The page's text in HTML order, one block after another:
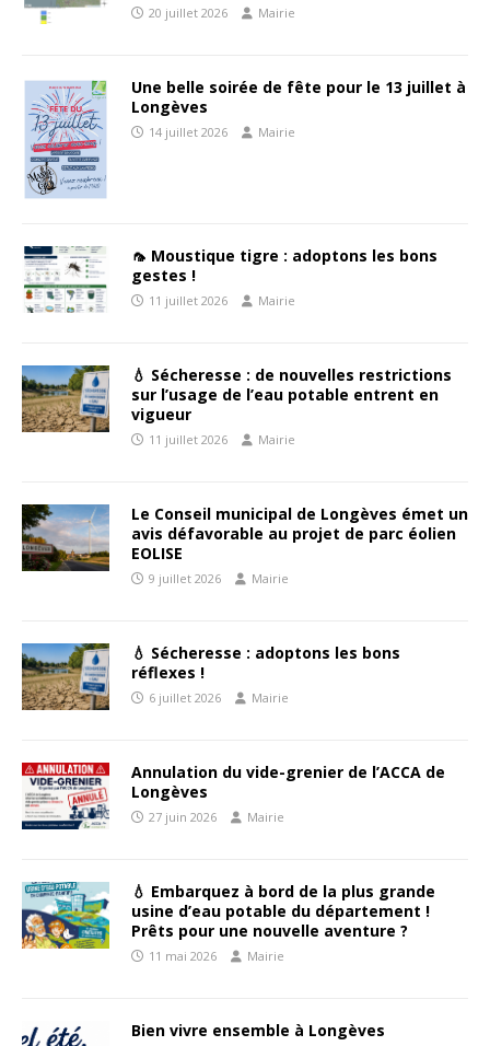
20 juillet 2026 Mairie
Une belle soirée de fête pour le 13 juillet à
Longèves
14 juillet 2026 Mairie
🦟 Moustique tigre : adoptons les bons
gestes !
11 juillet 2026 Mairie
💧 Sécheresse : de nouvelles restrictions
sur l’usage de l’eau potable entrent en
vigueur
11 juillet 2026 Mairie
Le Conseil municipal de Longèves émet un
avis défavorable au projet de parc éolien
EOLISE
9 juillet 2026 Mairie
💧 Sécheresse : adoptons les bons
réflexes !
6 juillet 2026 Mairie
Annulation du vide-grenier de l’ACCA de
Longèves
27 juin 2026 Mairie
💧 Embarquez à bord de la plus grande
usine d’eau potable du département !
Prêts pour une nouvelle aventure ?
11 mai 2026 Mairie
Bien vivre ensemble à Longèves